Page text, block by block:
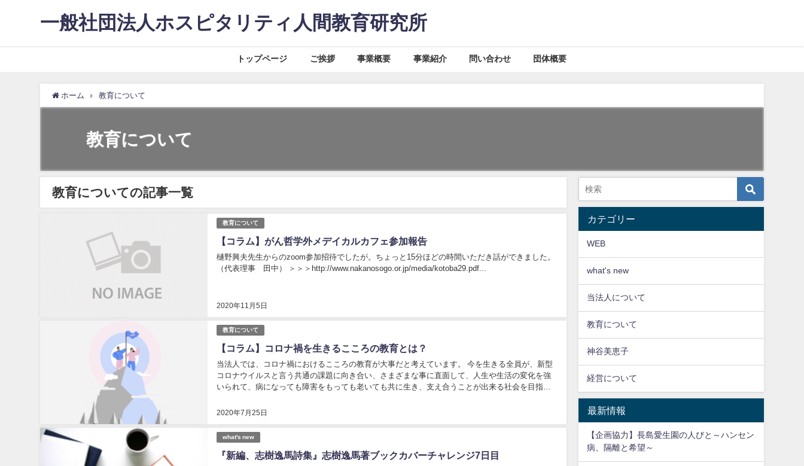
一般社団法人ホスピタリティ人間教育研究所
トップページ ご挨拶 事業概要 事業紹介 問い合わせ 団体概要
ホーム 教育について
教育について
教育についての記事一覧
教育について
【コラム】がん哲学外メデイカルカフェ参加報告
2020年11月5日
樋野興夫先生からのzoom参加招待でしたが。ちょっと15分ほどの時間いただき話ができました。
（代表理事 田中） ＞＞＞http://www.nakanosogo.or.jp/media/kotoba29.pdf...
教育について
【コラム】コロナ禍を生きるこころの教育とは？
2020年7月25日
当法人では、コロナ禍におけるこころの教育が大事だと考えています。 今を生きる全員が、新型
コロナウイルスと言う共通の課題に向き合い、さまざまな事に直面して、人生や生活の変化を強
いられて、病になっても障害をもっても老いても共に生き、支え合うことが出来る社会を目指せ
what's new
『新編、志樹逸馬詩集』志樹逸馬著ブックカバーチャレンジ7日目
カテゴリー
WEB
what's new
当法人について
教育について
神谷美恵子
経営について
最新情報
【企画協力】長島愛生園の人びと～ハンセン
病、隔離と希望～